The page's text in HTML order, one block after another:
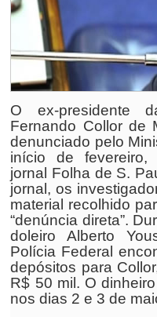
O ex-presidente
Fernando Collor de
denunciado pelo
início de fevereiro,
jornal Folha de S.
jornal, os
material recolhido
“denúncia direta”.
doleiro Alberto
Polícia Federal
depósitos para
R$ 50 mil. O
nos dias 2 e 3 de